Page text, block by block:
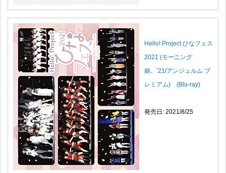
Hello! Project ひなフェス
2021 (モーニング
娘。’21/アンジュルム プ
レミアム) (Blu-ray)
発売日: 2021/8/25